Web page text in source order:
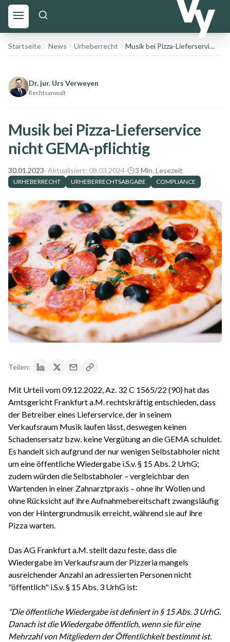
Startseite News Urheberrecht Musik bei Pizza-Lieferservice nicht GEMA-pflichtig
Dr. jur. Urs Verweyen
Rechtsanwalt
Musik bei Pizza-Lieferservice
nicht GEMA-pflichtig
30.01.2023· Aktualisiert: 08.03.2024· 3 Min. Lesezeit·
URHEBERRECHT URHEBERRECHTSABGABE COMPLIANCE
Teilen:
Mit Urteil vom 09.12.2022, Az. 32 C 1565/22 (90) hat das
Amtsgericht Frankfurt a.M. rechtskräftig entschieden, dass
der Betreiber eines Lieferservice, der in seinem
Verkaufsraum Musik laufen lässt, deswegen keinen
Schadensersatz bzw. keine Vergütung an die GEMA schuldet.
Es handelt sich aufgrund der nur wenigen Selbstabholer nicht
um eine öffentliche Wiedergabe i.S.v. § 15 Abs. 2 UrhG;
zudem würden die Selbstabholer – vergleichbar den
Wartenden in einer Zahnarztpraxis – ohne ihr Wollen und
ohne Rücksicht auf ihre Aufnahmebereitschaft zwangsläufig
von der Hintergrundmusik erreicht, während sie auf ihre
Pizza warten.
Das AG Frankfurt a.M. stellt dazu feste, dass die
Wiedergabe im Verkaufsraum der Pizzeria mangels
ausreichender Anzahl an adressierten Personen nicht
"öffentlich" i.S.v. § 15 Abs. 3 UrhG ist:
"Die öffentliche Wiedergabe ist definiert in § 15 Abs. 3 UrhG.
Danach ist die Wiedergabe öffentlich, wenn sie für eine
Mehrzahl von Mitgliedern der Öffentlichkeit bestimmt ist.